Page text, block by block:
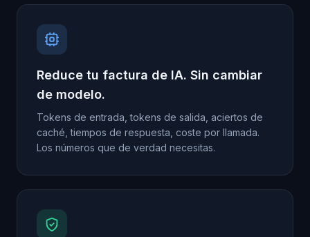
Reduce tu factura de IA. Sin cambiar
de modelo.
Tokens de entrada, tokens de salida, aciertos de
caché, tiempos de respuesta, coste por llamada.
Los números que de verdad necesitas.